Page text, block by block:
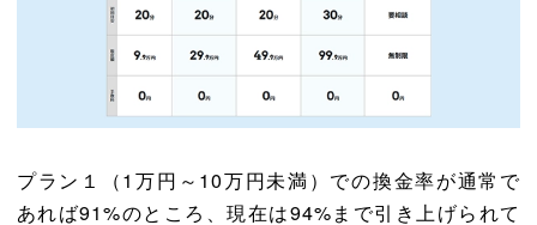
プラン１（1万円～10万円未満）での換金率が通常で
あれば91%のところ、現在は94%まで引き上げられて